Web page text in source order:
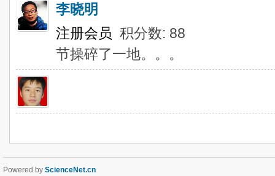
李晓明
注册会员 积分数: 88
节操碎了一地。。。
Powered by ScienceNet.cn